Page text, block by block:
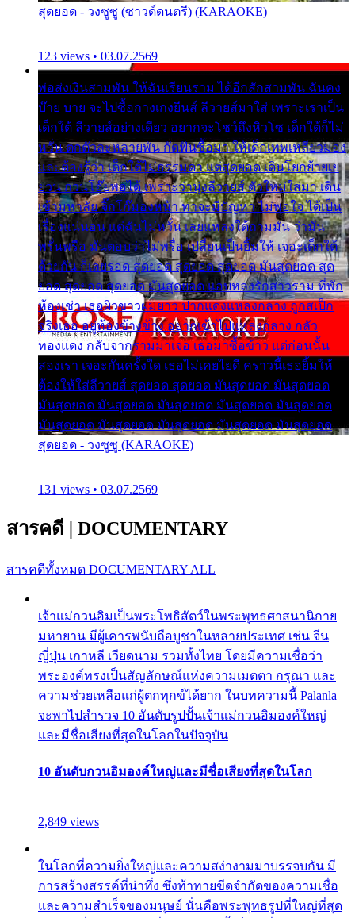
สุดยอด - วงซูซู (ซาวด์ดนตรี) (KARAOKE)
123 views • 03.07.2569
พ่อส่งเงินสามพัน ให้ฉันเรียนราม ได้อีกสักสามพัน ฉันคง
บ๊าย บาย จะไปซื้อกางเกงยีนส์ ลีวายส์มาใส่ เพราะเราเป็น
เด็กใต้ ลีวายส์อย่างเดียว อยากจะโชว์ถึงหิวโซ เด็กใต้ก็ไม่
หวั่น ตกตัวละหลายพัน กัดฟันซื้อมา ให้เด็กเทพเหลียวมอง
และต้องรู้ว่า เด็กใต้ไม่ธรรมดา แต่สุดยอด เดินโยกย้ายเย
ยวน กวนโอ๊ยพอได้ เพราะว่านุ่งลีวายส์ ตัวใหม่ใส่มา เดิน
เข้ามหาลัย จิ๊กโก๊มองหน้า ท่าจะมีปัญหา ไม่พอใจ ได้เป็น
เรื่องแน่นอน แต่ฉันไม่หวั่น เลยแหลงใต้ถามมัน ว่ามัน
พรั่นพรือ มันตอบว่าไม่พรื่อ เปลี่ยนเป็นยิ้มให้ เจอะเด็กใต้
ด้วยกัน ก็เลยรอด สุดยอด สุดยอด สุดยอด มันสุดยอด สุด
ยอด สุดยอด สุดยอด มันสุดยอด แอบหลงรักสาวราม ที่พัก
ห้องเช่า เธอผิวขาวผมยาว ปากแดงแหลงกลาง ถูกสเป็ก
จริงเธอ อยู่ห้องข้างข้าง อยากเข้าไปแหลงกลาง กลัว
ทองแดง กลับจากรามมาเจอ เธอมาซื้อข้าว แต่ก่อนนั้น
สองเรา เจอะกันครั้งใด เธอไม่เคยไยดี คราวนี้เธอยิ้มให้
ต้องให้ใส่ลีวายส์ สุดยอด สุดยอด มันสุดยอด มันสุดยอด
มันสุดยอด มันสุดยอด มันสุดยอด มันสุดยอด มันสุดยอด
มันสุดยอด มันสุดยอด มันสุดยอด มันสุดยอด มันสุดยอด
สุดยอด - วงซูซู (KARAOKE)
131 views • 03.07.2569
สารคดี | DOCUMENTARY
สารคดีทั้งหมด DOCUMENTARY ALL
เจ้าแม่กวนอิมเป็นพระโพธิสัตว์ในพระพุทธศาสนานิกาย
มหายาน มีผู้เคารพนับถือบูชาในหลายประเทศ เช่น จีน
ญี่ปุ่น เกาหลี เวียดนาม รวมทั้งไทย โดยมีความเชื่อว่า
พระองค์ทรงเป็นสัญลักษณ์แห่งความเมตตา กรุณา และ
ความช่วยเหลือแก่ผู้ตกทุกข์ได้ยาก ในบทความนี้ Palanla
จะพาไปสำรวจ 10 อันดับรูปปั้นเจ้าแม่กวนอิมองค์ใหญ่
และมีชื่อเสียงที่สุดในโลกในปัจจุบัน
10 อันดับกวนอิมองค์ใหญ่และมีชื่อเสียงที่สุดในโลก
2,849 views
ในโลกที่ความยิ่งใหญ่และความสง่างามมาบรรจบกัน มี
การสร้างสรรค์ที่น่าทึ่ง ซึ่งท้าทายขีดจำกัดของความเชื่อ
และความสำเร็จของมนุษย์ นั่นคือพระพุทธรูปที่ใหญ่ที่สุด